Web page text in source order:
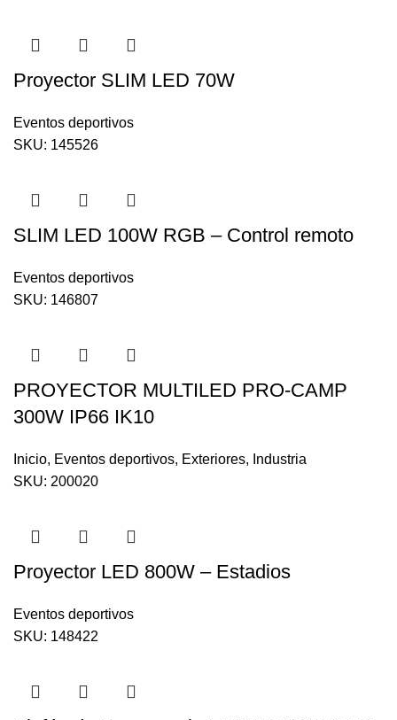
Proyector SLIM LED 70W
Eventos deportivos
SKU: 145526
SLIM LED 100W RGB – Control remoto
Eventos deportivos
SKU: 146807
PROYECTOR MULTILED PRO-CAMP
300W IP66 IK10
Inicio, Eventos deportivos, Exteriores, Industria
SKU: 200020
Proyector LED 800W – Estadios
Eventos deportivos
SKU: 148422